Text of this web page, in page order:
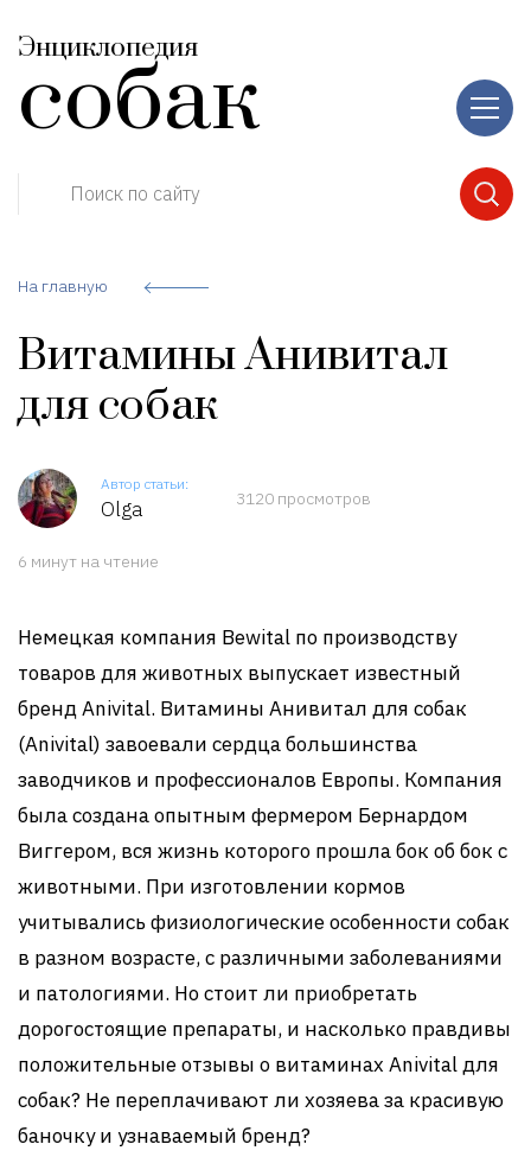
Энциклопедия
собак
Поиск по сайту
На главную
Витамины Анивитал
для собак
Автор статьи:
Olga 3120 просмотров
6 минут на чтение
Немецкая компания Bewital по производству
товаров для животных выпускает известный
бренд Anivital. Витамины Анивитал для собак
(Anivital) завоевали сердца большинства
заводчиков и профессионалов Европы. Компания
была создана опытным фермером Бернардом
Виггером, вся жизнь которого прошла бок об бок с
животными. При изготовлении кормов
учитывались физиологические особенности собак
в разном возрасте, с различными заболеваниями
и патологиями. Но стоит ли приобретать
дорогостоящие препараты, и насколько правдивы
положительные отзывы о витаминах Anivital для
собак? Не переплачивают ли хозяева за красивую
баночку и узнаваемый бренд?